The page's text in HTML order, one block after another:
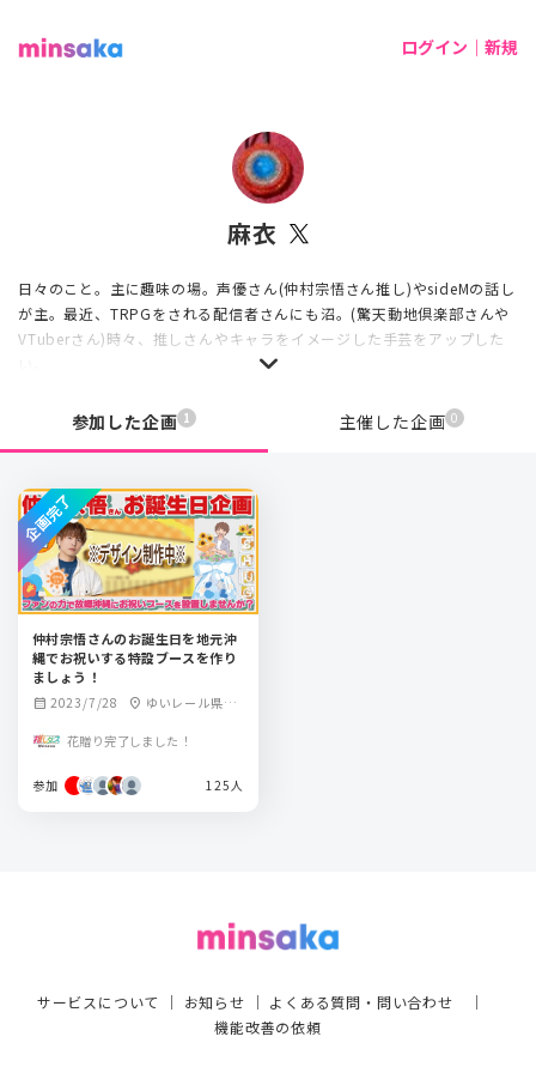
ログイン｜新規
麻衣
日々のこと。主に趣味の場。声優さん(仲村宗悟さん推し)やsideMの話し
が主。最近、TRPGをされる配信者さんにも沼。(驚天動地倶楽部さんや
VTuberさん)時々、推しさんやキャラをイメージした手芸をアップした
参加した企画 1 主催した企画 0
仲村宗悟さんのお誕生日を地元沖
縄でお祝いする特設ブースを作り
ましょう！
calendar_month 2023/7/28 location_on ゆいレール県庁
花贈り完了しました！
参加 125人
企画完了
サービスについて ｜ お知らせ ｜ よくある質問・問い合わせ ｜
機能改善の依頼